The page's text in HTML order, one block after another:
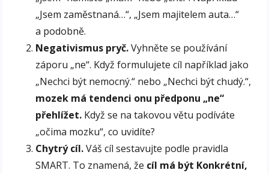
„Jsem zaměstnaná…“, „Jsem majitelem auta…“
a podobně.
Negativismus pryč.Vyhněte se používání
záporu „ne“. Když formulujete cíl například jako
„Nechci být nemocný.“ nebo „Nechci být chudý.“,
mozek má tendenci onu předponu „ne“
přehlížet. Když se na takovou větu podíváte
„očima mozku“, co uvidíte?
Chytrý cíl.Váš cíl sestavujte podle pravidla
SMART. To znamená, že cíl má být Konkrétní,